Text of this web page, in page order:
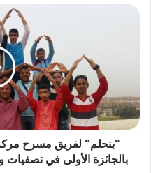
"بنحلم" لفريق مسرح
بالجائزة الأولى في